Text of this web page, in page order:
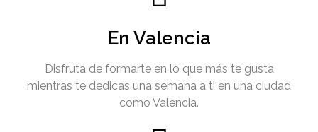
En Valencia
Disfruta de formarte en lo que más te gusta
mientras te dedicas una semana a ti en una ciudad
como Valencia.